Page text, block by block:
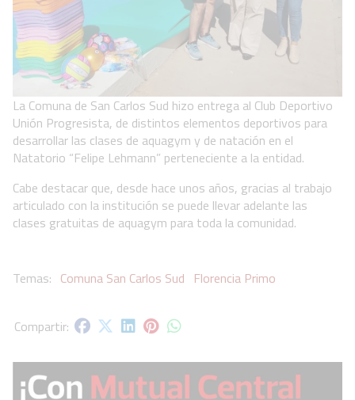
La Comuna de San Carlos Sud hizo entrega al Club Deportivo
Unión Progresista, de distintos elementos deportivos para
desarrollar las clases de aquagym y de natación en el
Natatorio “Felipe Lehmann” perteneciente a la entidad.
Cabe destacar que, desde hace unos años, gracias al trabajo
articulado con la institución se puede llevar adelante las
clases gratuitas de aquagym para toda la comunidad.
Comuna San Carlos Sud Florencia Primo